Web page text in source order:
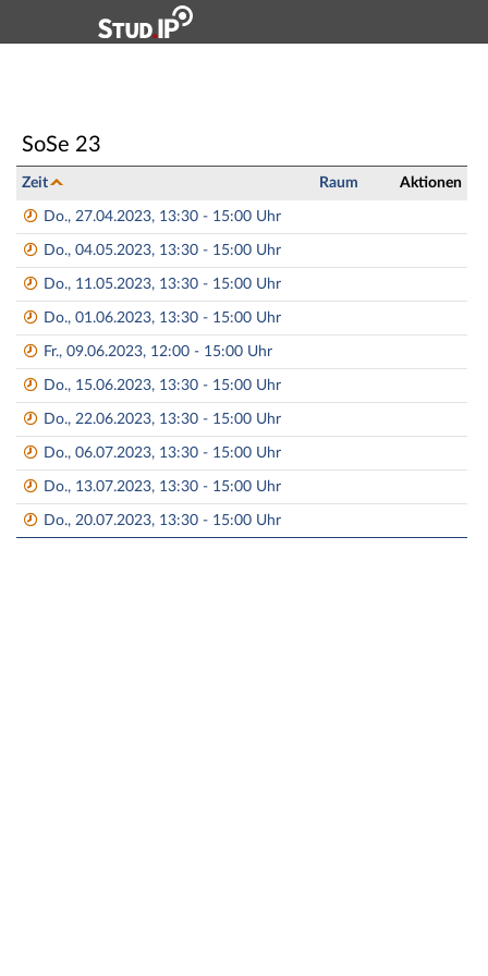
Hauptnavigation
Oberseminar: 41612 Multilingual Computational
SoSe 23
Zeit Raum Aktionen
Do., 27.04.2023, 13:30 - 15:00 Uhr
Do., 04.05.2023, 13:30 - 15:00 Uhr
Do., 11.05.2023, 13:30 - 15:00 Uhr
Do., 01.06.2023, 13:30 - 15:00 Uhr
Fr., 09.06.2023, 12:00 - 15:00 Uhr
Do., 15.06.2023, 13:30 - 15:00 Uhr
Do., 22.06.2023, 13:30 - 15:00 Uhr
Do., 06.07.2023, 13:30 - 15:00 Uhr
Do., 13.07.2023, 13:30 - 15:00 Uhr
Do., 20.07.2023, 13:30 - 15:00 Uhr